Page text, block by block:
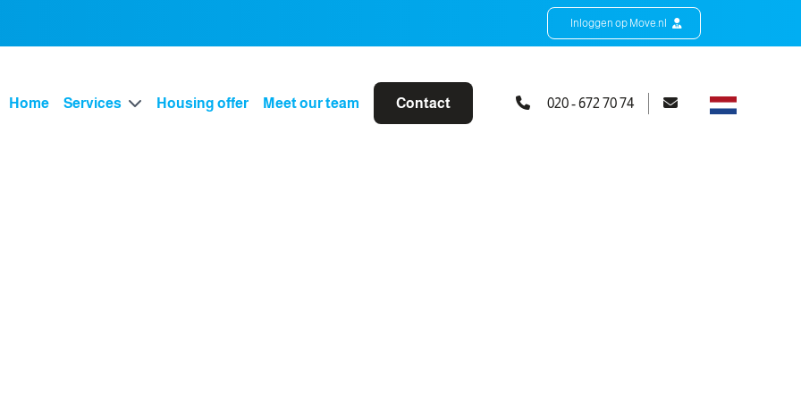
Inloggen op Move.nl
Home Services Housing offer Meet our team Contact 020 - 672 70 74